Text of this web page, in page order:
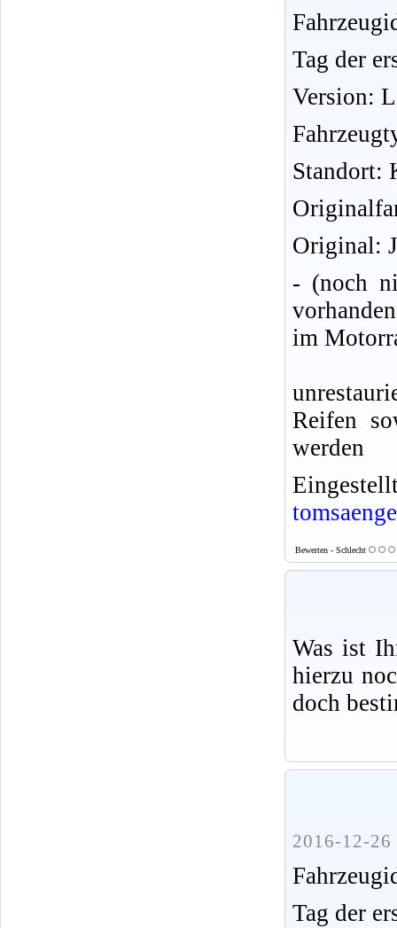
Tag der
Version:
Standort:
Original:
- (noch
im
Reifen
werden
Bewerten - Schlecht
Was ist
hierzu
doch
2016-12-26
Tag der